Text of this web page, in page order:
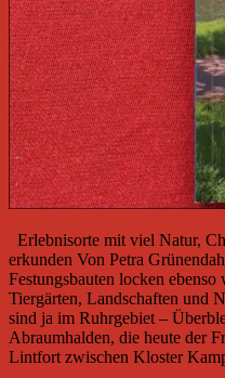
Erlebnisorte mit viel Natur,
erkunden Von Petra
Festungsbauten locken
Tiergärten, Landschaften und
sind ja im Ruhrgebiet –
Abraumhalden, die heute der
Lintfort zwischen Kloster